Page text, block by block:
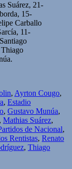
Suárez, 21-
15-
Carballo
11-
Thiago
, Ayrton Cougo,
, Estadio
, Gustavo Munúa,
, Mathias Suárez,
de Nacional,
Rentistas, Renato
, Thiago